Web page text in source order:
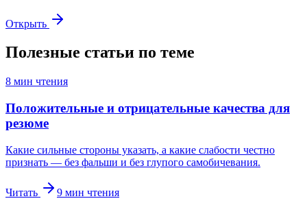
Открыть
Полезные статьи по теме
8 мин чтения
Положительные и отрицательные качества для
резюме
Какие сильные стороны указать, а какие слабости честно
признать — без фальши и без глупого самобичевания.
Читать 9 мин чтения